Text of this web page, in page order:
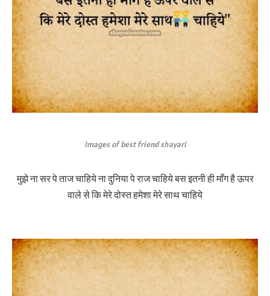
Images of best friend shayari
मुझे ना सर पे ताज चाहिये ना दुनिया पे राज चाहिये बस इतनी ही माँग है ऊपर
वाले से कि मेरे दोस्त हमेशा मेरे साथ चाहिये